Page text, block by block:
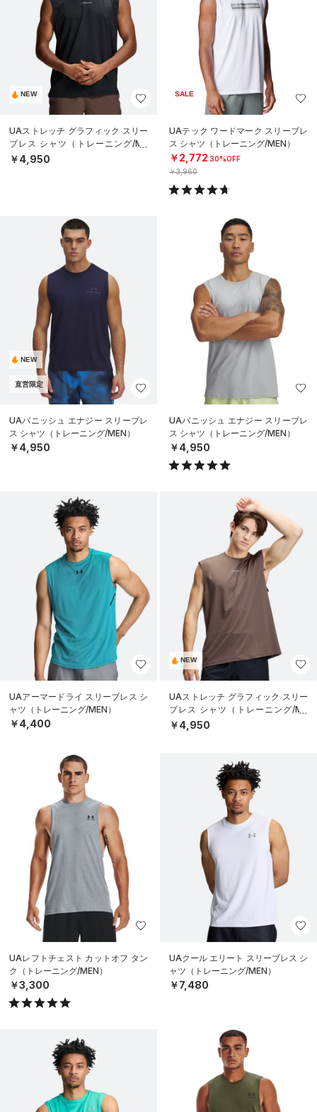
NEW
UAストレッチ グラフィック スリー
ブレス シャツ（トレーニング/ME
N）
￥4,950
SALE
UAテック ワードマーク スリーブレ
ス シャツ（トレーニング/MEN）
￥2,772 30%OFF
￥3,960
NEW
直営限定
UAバニッシュ エナジー スリーブレ
ス シャツ（トレーニング/MEN）
￥4,950
UAバニッシュ エナジー スリーブレ
ス シャツ（トレーニング/MEN）
￥4,950
UAアーマードライ スリーブレス シ
ャツ（トレーニング/MEN）
￥4,400
NEW
UAストレッチ グラフィック スリー
ブレス シャツ（トレーニング/ME
N）
￥4,950
UAレフトチェスト カットオフ タン
ク（トレーニング/MEN）
￥3,300
UAクール エリート スリーブレス シ
ャツ（トレーニング/MEN）
￥7,480